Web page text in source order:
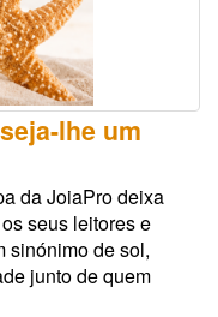
lhe um
da JoiaPro deixa
seus leitores e
sinónimo de sol,
junto de quem